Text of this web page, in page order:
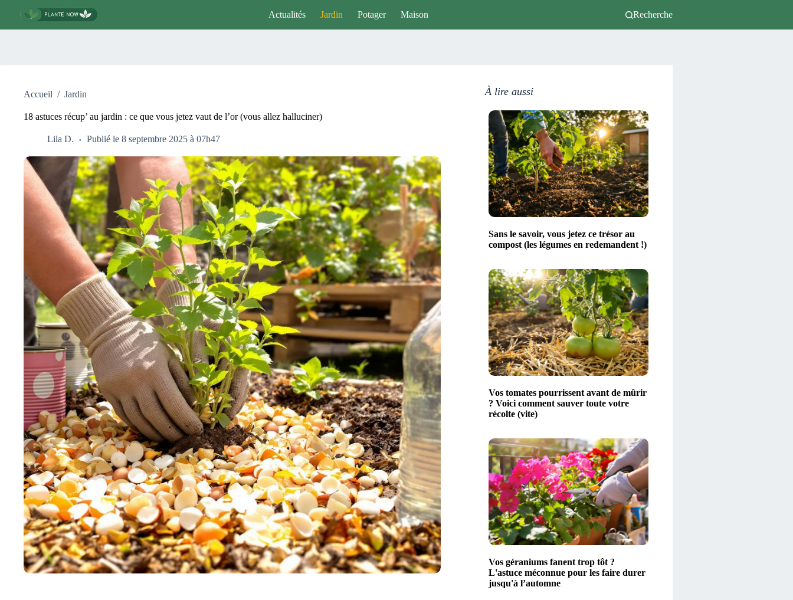
Actualités Jardin Potager Maison Recherche
Accueil / Jardin
18 astuces récup’ au jardin : ce que vous jetez vaut de l’or (vous allez halluciner)
Lila D. Publié le 8 septembre 2025 à 07h47
À lire aussi
Sans le savoir, vous jetez ce trésor au
compost (les légumes en redemandent !)
Vos tomates pourrissent avant de mûrir
? Voici comment sauver toute votre
récolte (vite)
Vos géraniums fanent trop tôt ?
L'astuce méconnue pour les faire durer
jusqu'à l’automne